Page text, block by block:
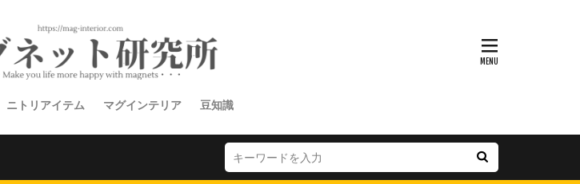
ニトリアイテム マグインテリア 豆知識